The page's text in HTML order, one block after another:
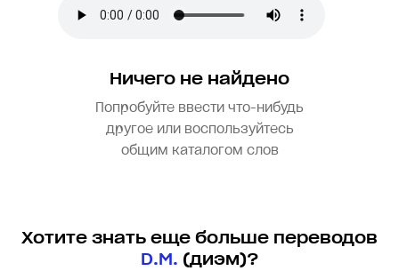
Ничего не найдено
Попробуйте ввести что-нибудь
другое или воспользуйтесь
общим каталогом слов
Хотите знать еще больше переводов
D.M. (диэм)?